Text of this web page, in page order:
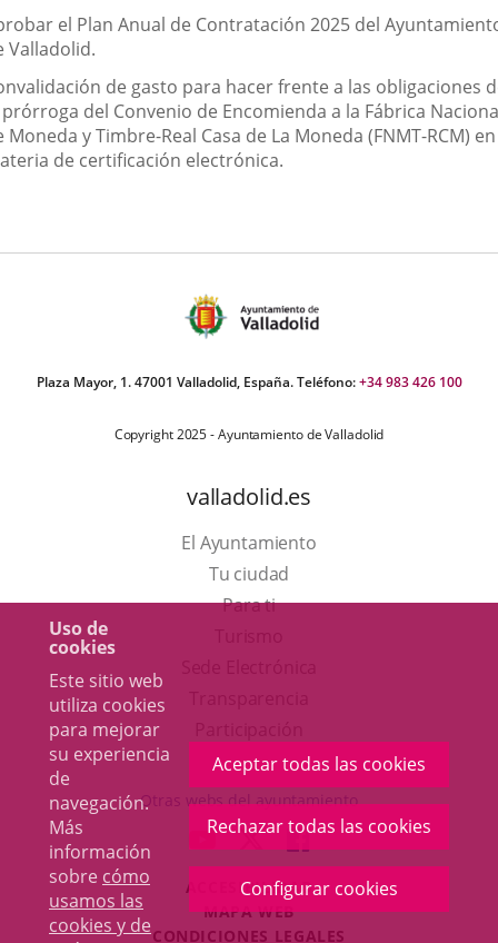
Uso de
cookies
Este sitio web
utiliza cookies
para mejorar
su experiencia
de
navegación.
Más
información
sobre cómo
usamos las
cookies y de
Aceptar todas las cookies
Rechazar todas las cookies
Configurar cookies
el Plan Anual de Contratación 2025 del
Valladolid.
de gasto para hacer frente a las obligaciones
del Convenio de Encomienda a la Fábrica
Moneda y Timbre-Real Casa de La Moneda (FNMT-RCM) en
de certificación electrónica.
Plaza Mayor, 1. 47001 Valladolid, España. Teléfono:+34 983 426 100
Copyright 2025 - Ayuntamiento de Valladolid
valladolid.es
El Ayuntamiento
Tu ciudad
Para ti
en
una
ventana
nueva.
aplicación
externa.
Otras webs del ayuntamiento
ENLACE
A
UNA
APLICACIÓN
ENLACE
A
UNA
APLICACIÓN
ENLACE
A
UNA
ACCESIBILIDAD
MAPA WEB
CONDICIONES LEGALES